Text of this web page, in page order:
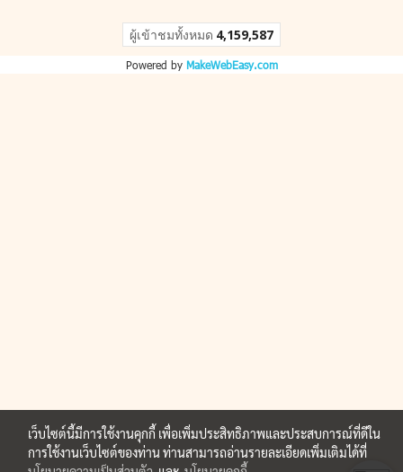
ผู้เข้าชมทั้งหมด 4,159,587
Powered by MakeWebEasy.com
เว็บไซต์นี้มีการใช้งานคุกกี้ เพื่อเพิ่มประสิทธิภาพและประสบการณ์ที่ดีใน
การใช้งานเว็บไซต์ของท่าน ท่านสามารถอ่านรายละเอียดเพิ่มเติมได้ที่